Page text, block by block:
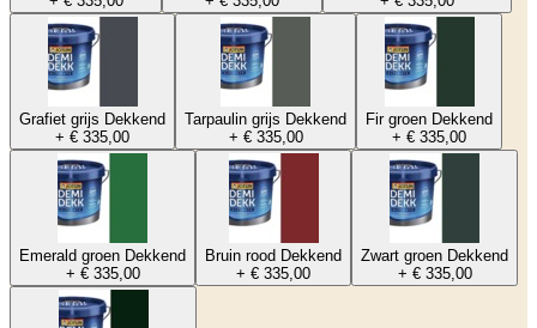
Grafiet grijs Dekkend
+ € 335,00
Tarpaulin grijs Dekkend
+ € 335,00
Fir groen Dekkend
+ € 335,00
Emerald groen Dekkend
+ € 335,00
Bruin rood Dekkend
+ € 335,00
Zwart groen Dekkend
+ € 335,00